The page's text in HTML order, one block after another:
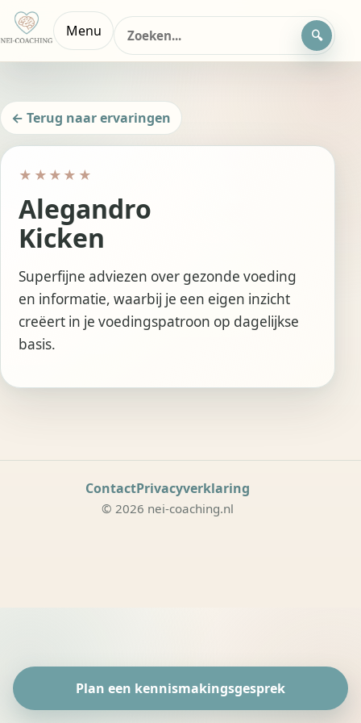
Menu
Zoeken
naar:
← Terug naar ervaringen
★★★★★
Alegandro
Kicken
Superfijne adviezen over gezonde voeding
en informatie, waarbij je een eigen inzicht
creëert in je voedingspatroon op dagelijkse
basis.
ContactPrivacyverklaring
© 2026 nei-coaching.nl
Plan een kennismakingsgesprek